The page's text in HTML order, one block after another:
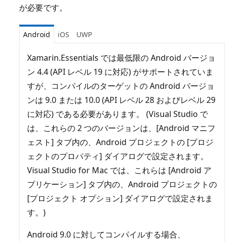
が必要です。
Android iOS UWP
Xamarin.Essentials では最低限の Android バージョ
ン 4.4 (API レベル 19 に対応) がサポートされていま
すが、コンパイルのターゲットの Android バージョ
ンは 9.0 または 10.0 (API レベル 28 およびレベル 29
に対応) である必要があります。 (Visual Studio で
は、これらの 2 つのバージョンは、[Android マニフ
ェスト] タブ内の、Android プロジェクトの [プロジ
ェクトのプロパティ] ダイアログで設定されます。
Visual Studio for Mac では、これらは [Android ア
プリケーション] タブ内の、Android プロジェクトの
[プロジェクト オプション] ダイアログで設定されま
す。)
Android 9.0 に対してコンパイルする場合、